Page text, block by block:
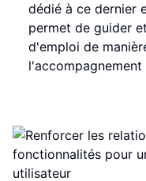
dédié à ce dernier
permet de guider
d'emploi de
l'accompagnement